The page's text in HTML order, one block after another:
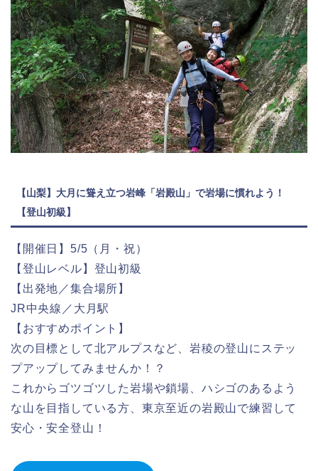
【山梨】大月に聳え立つ岩峰「岩殿山」で岩場に慣れよう！
【登山初級】
【開催日】5/5（月・祝）
【登山レベル】登山初級
【出発地／集合場所】
JR中央線／大月駅
【おすすめポイント】
次の目標として北アルプスなど、岩稜の登山にステッ
プアップしてみませんか！？
これからゴツゴツした岩場や鎖場、ハシゴのあるよう
な山を目指している方、東京至近の岩殿山で練習して
安心・安全登山！